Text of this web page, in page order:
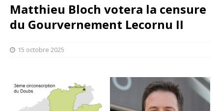
Matthieu Bloch votera la censure
du Gourvernement Lecornu II
15 octobre 2025